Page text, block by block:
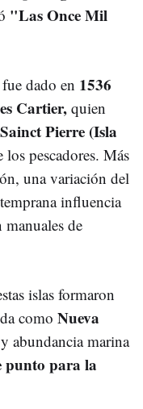
"Las Once Mil
dado en 1536
Cartier, quien
Pierre (Isla
pescadores. Más
una variación del
influencia
manuales de
islas formaron
como Nueva
abundancia marina
para la